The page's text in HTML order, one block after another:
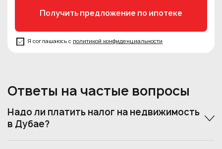
Я соглашаюсь с политикой конфиденциальности
Ответы на частые вопросы
Надо ли платить налог на недвижимость
в Дубае?